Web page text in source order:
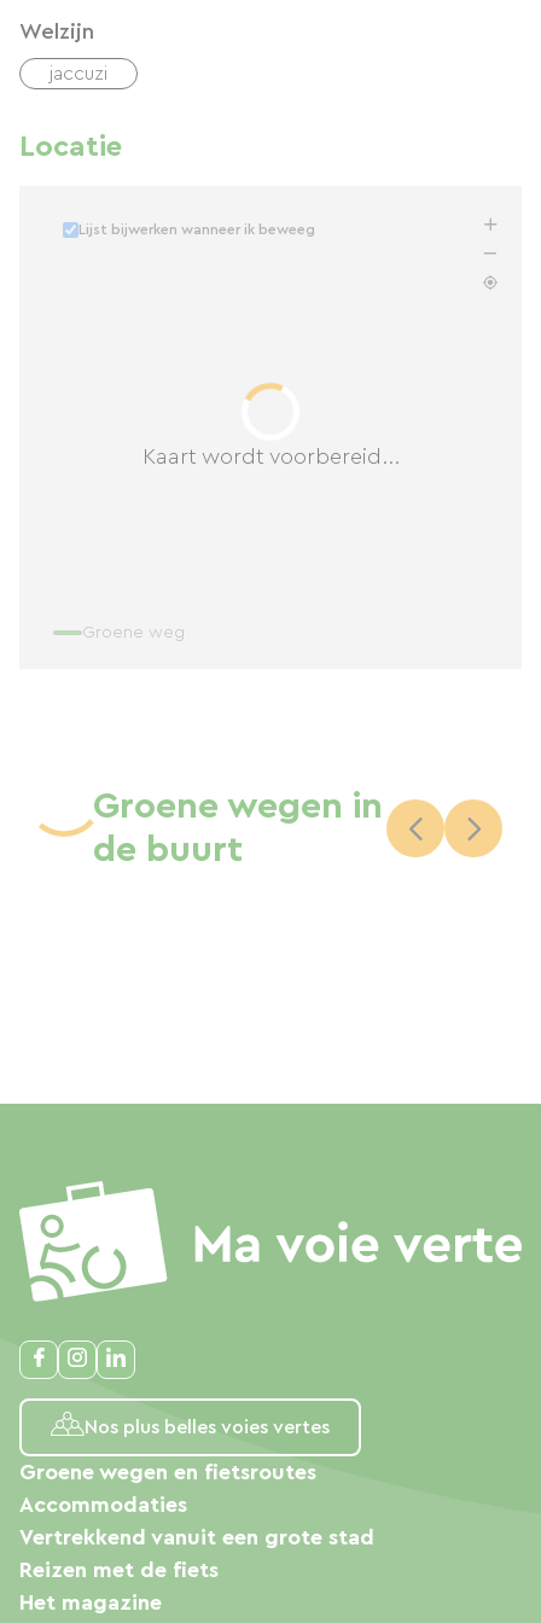
In de buurt: mountainbiken, golfen.
Gastronomie: lokale producten en
met details over de boekingsvoorwaarden.
www.revederive.com, T 0553279419
Welzijn
jaccuzi
Locatie
Kaart wordt voorbereid...
Lijst bijwerken wanneer ik beweeg
Groene weg
Groene wegen in
de buurt
Nos plus belles voies vertes
Groene wegen en fietsroutes
Accommodaties
Vertrekkend vanuit een grote stad
Reizen met de fiets
Het magazine